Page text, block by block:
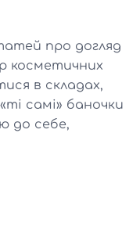
інтимної гігієни
для тіла
про догляд
косметичних
в складах,
самі» баночки
до себе,